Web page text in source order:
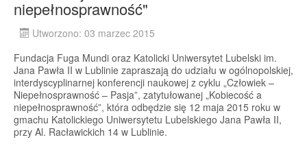
niepełnosprawność"
Utworzono: 03 marzec 2015
Fundacja Fuga Mundi oraz Katolicki Uniwersytet Lubelski im.
Jana Pawła II w Lublinie zapraszają do udziału w ogólnopolskiej,
interdyscyplinarnej konferencji naukowej z cyklu „Człowiek –
Niepełnosprawność – Pasja”, zatytułowanej „Kobiecość a
niepełnosprawność”, która odbędzie się 12 maja 2015 roku w
gmachu Katolickiego Uniwersytetu Lubelskiego Jana Pawła II,
przy Al. Racławickich 14 w Lublinie.